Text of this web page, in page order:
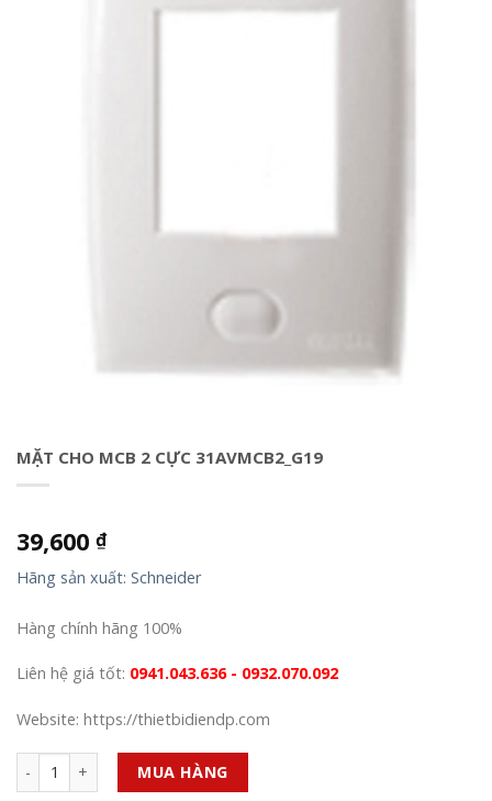
MẶT CHO MCB 2 CỰC 31AVMCB2_G19
39,600 ₫
Hãng sản xuất: Schneider
Hàng chính hãng 100%
Liên hệ giá tốt: 0941.043.636 - 0932.070.092
Website: https://thietbidiendp.com
Số lượng MUA HÀNG